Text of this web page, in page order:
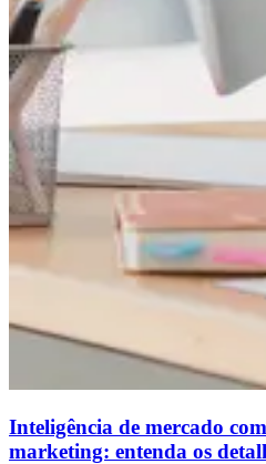
Inteligência de mercado
marketing: entenda os